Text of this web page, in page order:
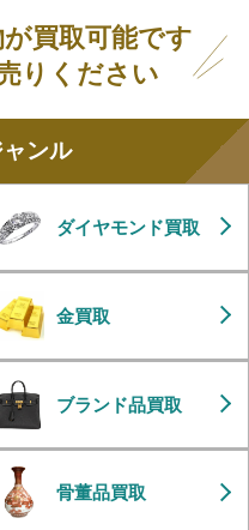
買取可能です
りください
ンル
ダイヤモンド買取
金買取
ブランド品買取
骨董品買取